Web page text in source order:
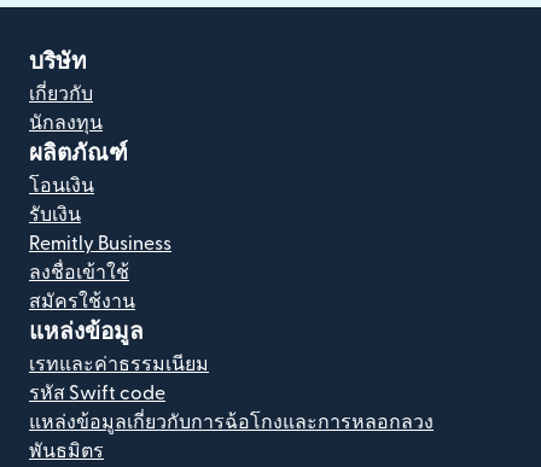
บริษัท
เกี่ยวกับ
นักลงทุน
ผลิตภัณฑ์
โอนเงิน
รับเงิน
Remitly Business
ลงชื่อเข้าใช้
สมัครใช้งาน
แหล่งข้อมูล
เรทและค่าธรรมเนียม
รหัส Swift code
แหล่งข้อมูลเกี่ยวกับการฉ้อโกงและการหลอกลวง
พันธมิตร